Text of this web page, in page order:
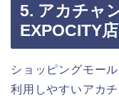
5. アカチャ
EXPOCITY店
ショッピングモー
利用しやすいアカ